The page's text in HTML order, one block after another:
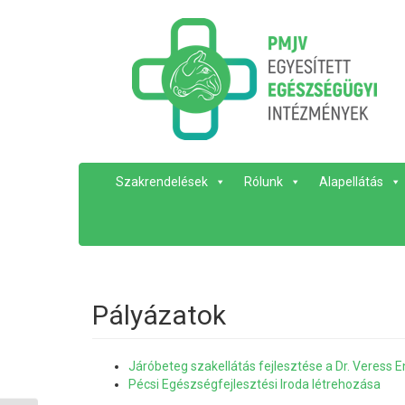
Szakrendelések Rólunk Alapellátás
Pályázatok
Járóbeteg szakellátás fejlesztése a Dr. Veress
Pécsi Egészségfejlesztési Iroda létrehozása